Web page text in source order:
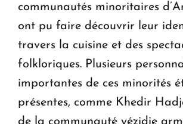
communautés minoritaires
ont pu faire découvrir leur
travers la cuisine et des
folkloriques. Plusieurs
importantes de ces minorités
présentes, comme Khedir